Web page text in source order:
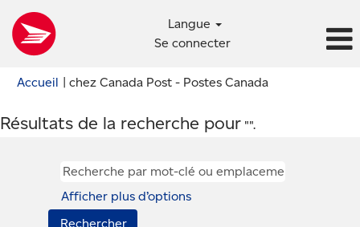
Langue
Se connecter
Accueil | chez Canada Post - Postes Canada
Résultats de la recherche pour "".
Afficher plus d’options